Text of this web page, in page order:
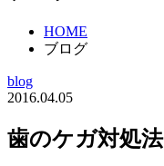
HOME
ブログ
blog
2016.04.05
歯のケガ対処法